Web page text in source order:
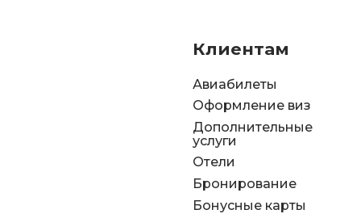
Клиентам
Авиабилеты
Оформление виз
Дополнительные
услуги
Отели
Бронирование
Бонусные карты